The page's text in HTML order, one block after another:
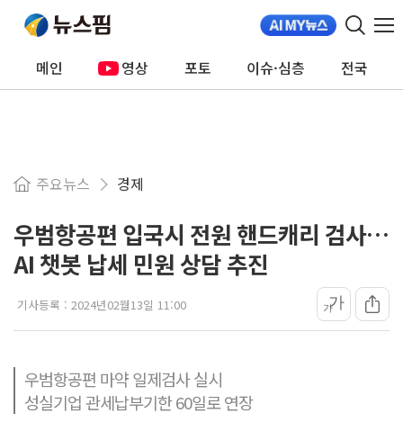
메인 영상 포토 이슈·심층 전국
주요뉴스 경제
우범항공편 입국시 전원 핸드캐리 검사…
AI 챗봇 납세 민원 상담 추진
기사등록 : 2024년02월13일 11:00 가가
우범항공편 마약 일제검사 실시
성실기업 관세납부기한 60일로 연장